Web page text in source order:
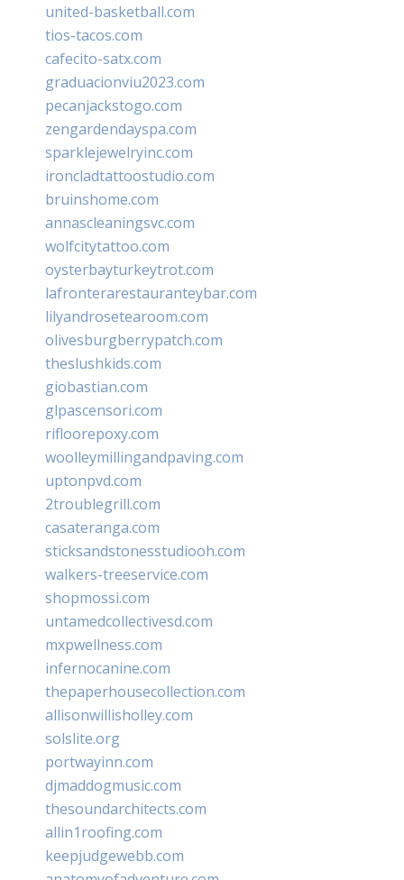
united-basketball.com
tios-tacos.com
cafecito-satx.com
graduacionviu2023.com
pecanjackstogo.com
zengardendayspa.com
sparklejewelryinc.com
ironcladtattoostudio.com
bruinshome.com
annascleaningsvc.com
wolfcitytattoo.com
oysterbayturkeytrot.com
lafronterarestauranteybar.com
lilyandrosetearoom.com
olivesburgberrypatch.com
theslushkids.com
giobastian.com
glpascensori.com
rifloorepoxy.com
woolleymillingandpaving.com
uptonpvd.com
2troublegrill.com
casateranga.com
sticksandstonesstudiooh.com
walkers-treeservice.com
shopmossi.com
untamedcollectivesd.com
mxpwellness.com
infernocanine.com
thepaperhousecollection.com
allisonwillisholley.com
solslite.org
portwayinn.com
djmaddogmusic.com
thesoundarchitects.com
allin1roofing.com
keepjudgewebb.com